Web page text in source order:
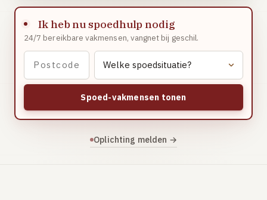
VERWARMING & KLIMAAT
CV-ketel vervangen
Vloerverwarming aanleggen
Airco installeren
Thermostaat installeren
Zonnepanelen installeren
Ik heb nu spoedhulp nodig
24/7 bereikbare vakmensen, vangnet bij geschil.
Spoed-vakmensen tonen
Oplichting melden →